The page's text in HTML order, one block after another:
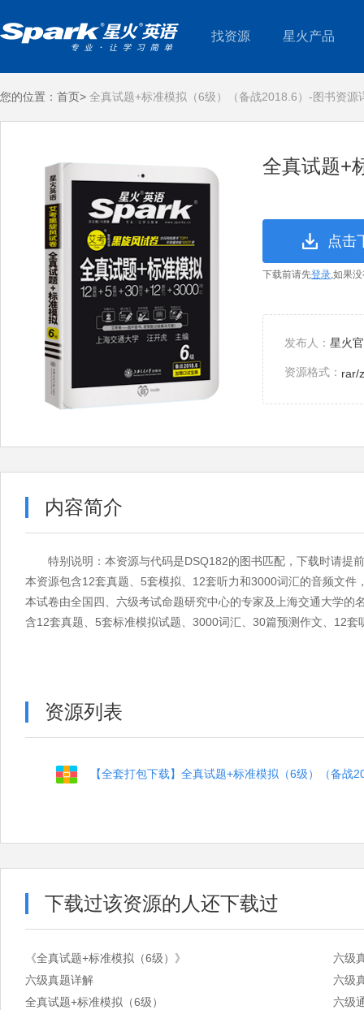
找资源 星火产品
您的位置： 首页> 全真试题+标准模拟（6级）（备战2018.6）-图书资源
全真试题+
点击
下载前请先登录,如果
发布人： 星火
资源格式： rar/
内容简介
特别说明：本资源与代码是DSQ182的图书匹配，下载时请提
本资源包含12套真题、5套模拟、12套听力和3000词汇的音频文
本试卷由全国四、六级考试命题研究中心的专家及上海交通大学的
含12套真题、5套标准模拟试题、3000词汇、30篇预测作文、12套
资源列表
【全套打包下载】全真试题+标准模拟（6级）（备战
下载过该资源的人还下载过
《全真试题+标准模拟（6级）》
六级
六级真题详解
六级
全真试题+标准模拟（6级）
六级